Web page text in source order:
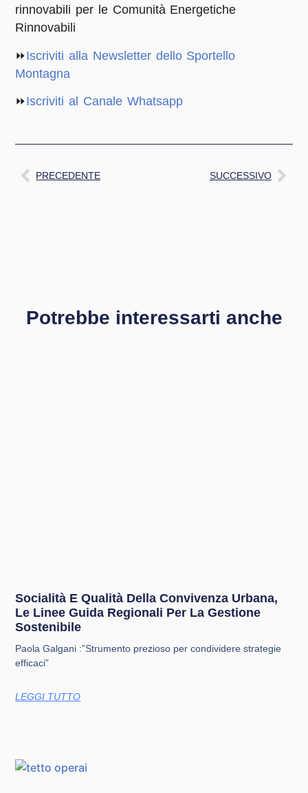
rinnovabili per le Comunità Energetiche
Rinnovabili
⏩Iscriviti alla Newsletter dello Sportello
Montagna
⏩Iscriviti al Canale Whatsapp
PRECEDENTE SUCCESSIVO
Potrebbe interessarti anche
Socialità E Qualità Della Convivenza Urbana,
Le Linee Guida Regionali Per La Gestione
Sostenibile
Paola Galgani :”Strumento prezioso per condividere strategie
efficaci”
LEGGI TUTTO